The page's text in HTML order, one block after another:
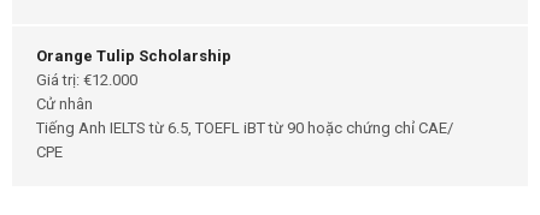
Orange Tulip Scholarship
Giá trị: €12.000
Cử nhân
Tiếng Anh IELTS từ 6.5, TOEFL iBT từ 90 hoặc chứng chỉ CAE/
CPE